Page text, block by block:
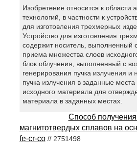
Изобретение относится к области
технологий, в частности к
для изготовления трехмерных
Устройство для изготовления
содержит носитель, выполненный
приема множества слоев
блок облучения, выполненный с
генерирования пучка излучения и
пучка излучения в заданные места
исходного материала для
материала в заданных местах.
Способ
магнитотвердых сплавов на
fe-cr-co// 2751498